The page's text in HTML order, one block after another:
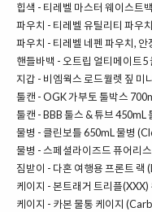
힙색 - 티레벨 마스터 웨이스트
파우치 - 티레벨 유틸리티 파우
파우치 - 티레벨 네펜 파우치,
핸들바백 - 오트립 얼티메이트5
지갑 - 비엠웍스 로드월렛 짚
툴캔 -OGK 가부토 툴박스
툴캔 -BBB 툴스 & 튜브 450mL
물병 -클린보틀 650mL 물병
물병 -스페셜라이즈드 퓨어리
짐받이 - 다혼 여행용 프론트
케이지 -본트래거 트리플
케이지 - 카본 물통 케이지